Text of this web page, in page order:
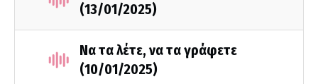
(13/01/2025)
Να τα λέτε, να τα γράφετε
(10/01/2025)